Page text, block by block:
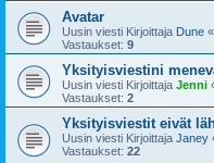
Avatar
Uusin viesti Kirjoittaja Dune «
Vastaukset: 9
Yksityisviestini
Uusin viesti Kirjoittaja Jenni
Vastaukset: 2
Yksityisviestit eivät
Uusin viesti Kirjoittaja Janey
Vastaukset: 22